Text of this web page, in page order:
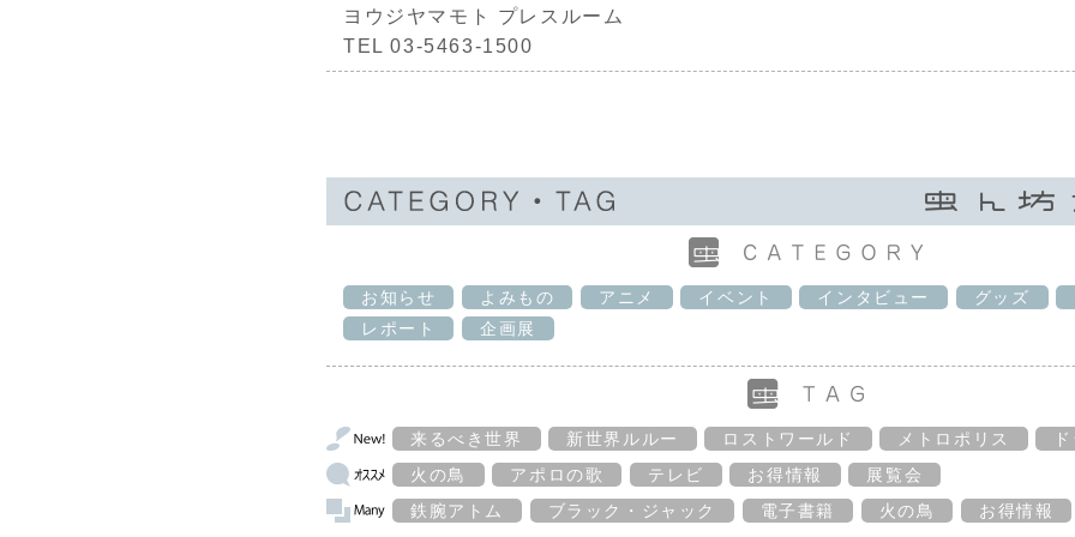
ヨウジヤマモト プレスルーム
TEL 03-5463-1500
お知らせ よみもの アニメ イベント インタビュー グッズ
レポート
企画展
来るべき世界 新世界ルルー ロストワールド メトロポリス
火の鳥
アポロの歌 テレビ お得情報
展覧会
鉄腕アトム
ブラック・ジャック 電子書籍 火の鳥 お得情報